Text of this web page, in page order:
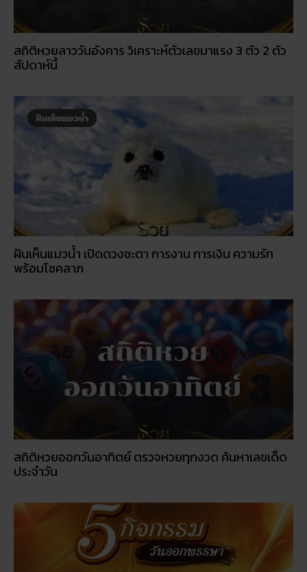
ฝันเห็นแมวน้ำ เปิดดวงชะตา การงาน การเงิน ความรัก
สถิติหวยออกวันอาทิตย์ ตรวจหวยทุกงวด ค้นหาเลขเด็ด
ประจำวัน
5 กิจกรรเสริมดวงโชคลาภ ในวันออกพรรษา